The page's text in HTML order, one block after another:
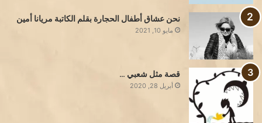
نحن عشاق أطفال الحجارة بقلم الكاتبة مريانا أمين
مايو 10, 2021
قصة مثل شعبي …
أبريل 28, 2020